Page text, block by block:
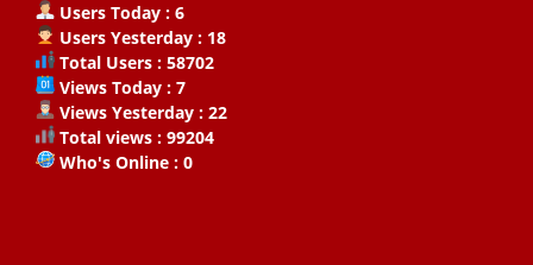
Users Today : 6
Users Yesterday : 18
Total Users : 58702
Views Today : 7
Views Yesterday : 22
Total views : 99204
Who's Online : 0